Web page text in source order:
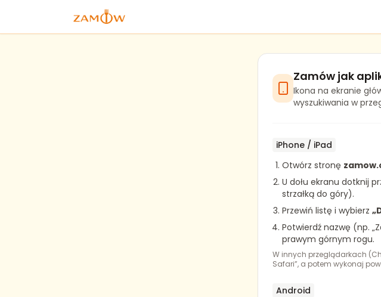
Zamów jak
Ikona na ekranie
wyszukiwania w
iPhone / iPad
Otwórz stronę
U dołu ekranu dotknij
strzałką do góry).
Przewiń listę i wybierz
Potwierdź nazwę (np.
prawym górnym rogu.
W innych przeglądarkach
Safari”, a potem wykonaj
Android